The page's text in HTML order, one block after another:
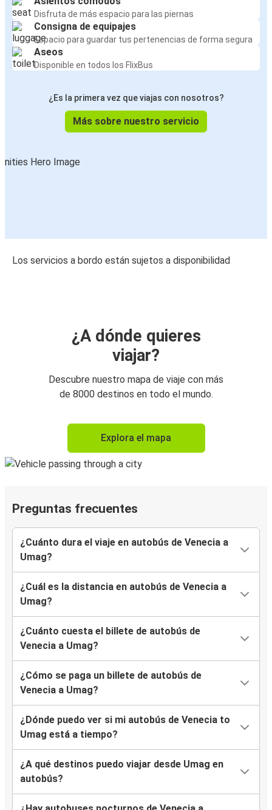
Disfruta de más espacio para las piernas
Consigna de equipajes
Espacio para guardar tus pertenencias de forma segura
Aseos
Disponible en todos los FlixBus
¿Es la primera vez que viajas con nosotros?
Más sobre nuestro servicio
Los servicios a bordo están sujetos a disponibilidad
¿A dónde quieres
viajar?
Descubre nuestro mapa de viaje con más
de 8000 destinos en todo el mundo.
Explora el mapa
Preguntas frecuentes
¿Cuánto dura el viaje en autobús de Venecia a
Umag?
¿Cuál es la distancia en autobús de Venecia a
Umag?
¿Cuánto cuesta el billete de autobús de
Venecia a Umag?
¿Cómo se paga un billete de autobús de
Venecia a Umag?
¿Dónde puedo ver si mi autobús de Venecia to
Umag está a tiempo?
¿A qué destinos puedo viajar desde Umag en
autobús?